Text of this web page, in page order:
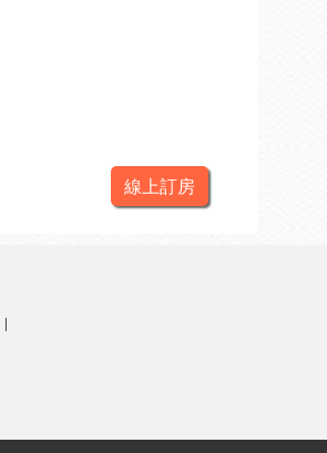
線上訂房
|